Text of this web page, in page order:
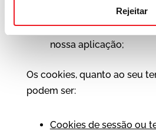
Rejeitar
Cookies de terceiros:
definidos por terceiros
nossa aplicação;
Os cookies, quanto ao seu
podem ser:
Cookies de sessão ou